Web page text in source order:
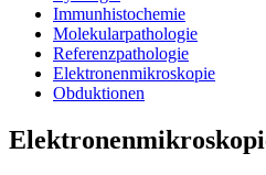
Immunhistochemie
Molekularpathologie
Referenzpathologie
Elektronenmikroskopie
Obduktionen